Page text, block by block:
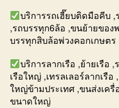
บริการรถเฮี๊ยบติดมือคีบ ,
,รถบรรทุก6ล้อ ,ขนย้ายของ
บรรทุกสิบล้อพ่วงคอกเกษต
บริการลากเรือ ,ย้ายเรือ
เรือใหญ่ ,เทรลเลอร์ลากเรือ
ใหญ่ข้ามประเทศ ,ขนส่งเครื่
ขนาดใหญ่